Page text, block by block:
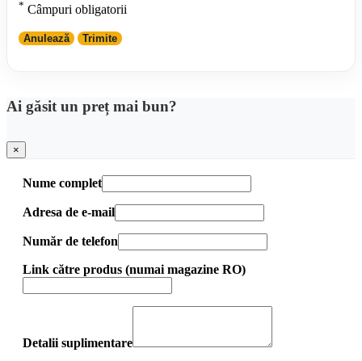
* Câmpuri obligatorii
Anulează Trimite
Ai găsit un preț mai bun?
×
Nume complet
Adresa de e-mail
Număr de telefon
Link către produs (numai magazine RO)
Detalii suplimentare